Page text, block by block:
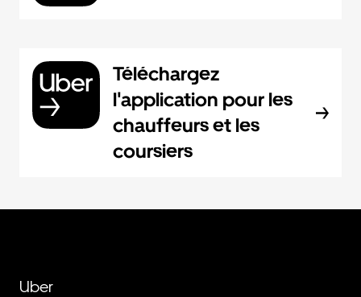
Téléchargez
l'application pour les
chauffeurs et les
coursiers
Uber